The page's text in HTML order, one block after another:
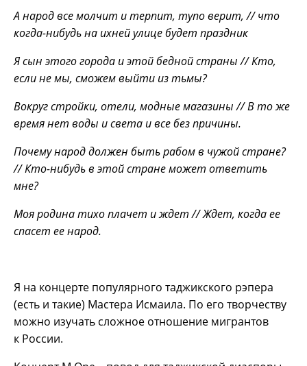
А народ все молчит и терпит, тупо верит, // что
когда-нибудь на ихней улице будет праздник
Я сын этого города и этой бедной страны // Кто,
если не мы, сможем выйти из тьмы?
Вокруг стройки, отели, модные магазины // В то же
время нет воды и света и все без причины.
Почему народ должен быть рабом в чужой стране?
// Кто-нибудь в этой стране может ответить
мне?
Моя родина тихо плачет и ждет // Ждет, когда ее
спасет ее народ.
Я на концерте популярного таджикского рэпера
(есть и такие) Мастера Исмаила. По его творчеству
можно изучать сложное отношение мигрантов
к России.